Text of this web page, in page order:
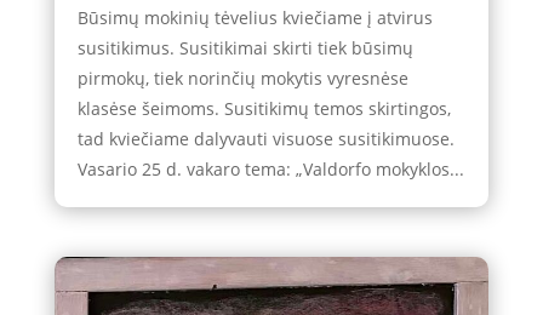
Būsimų mokinių tėvelius kviečiame į atvirus
susitikimus. Susitikimai skirti tiek būsimų
pirmokų, tiek norinčių mokytis vyresnėse
klasėse šeimoms. Susitikimų temos skirtingos,
tad kviečiame dalyvauti visuose susitikimuose.
Vasario 25 d. vakaro tema: „Valdorfo mokyklos...